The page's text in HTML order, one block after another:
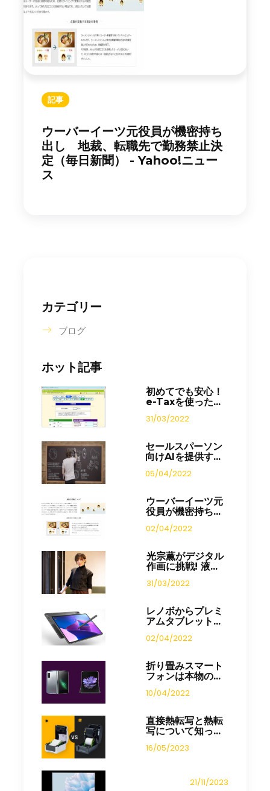
記事
ウーバーイーツ元役員が機密持ち
出し 地裁、転職先で勤務禁止決
定（毎日新聞） - Yahoo!ニュー
ス
カテゴリー
ブログ
ホット記事
初めてでも安心！
e-Taxを使った...
31/03/2022
セールスパーソン
向けAIを提供す...
05/04/2022
ウーバーイーツ元
役員が機密持ち...
02/04/2022
光宗薫がデジタル
作画に挑戦! 液...
31/03/2022
レノボからプレミ
アムタブレット...
02/04/2022
折り畳みスマート
フォンは本物の...
10/04/2022
直接熱転写と熱転
写について知っ...
16/05/2023
21/11/2023